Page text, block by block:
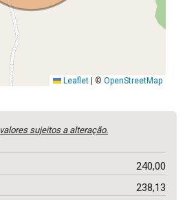
Leaflet © OpenStreetMap
valores sujeitos a alteração.
240,00
238,13